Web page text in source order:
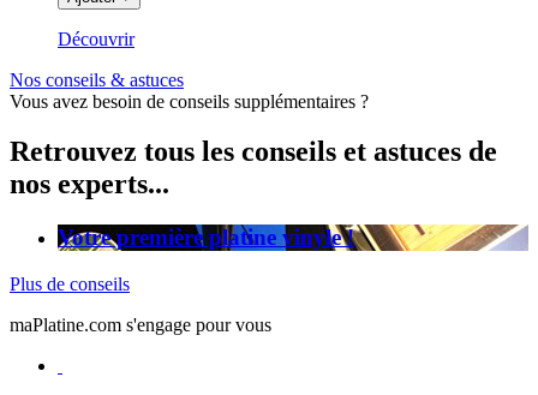
Découvrir
Nos conseils & astuces
Vous avez besoin de conseils supplémentaires ?
Retrouvez tous les conseils et astuces de
nos experts...
Votre première platine vinyle !
Plus de conseils
maPlatine.com s'engage pour vous